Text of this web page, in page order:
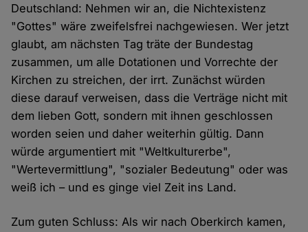
Deutschland: Nehmen wir an, die Nichtexistenz
"Gottes" wäre zweifelsfrei nachgewiesen. Wer jetzt
glaubt, am nächsten Tag träte der Bundestag
zusammen, um alle Dotationen und Vorrechte der
Kirchen zu streichen, der irrt. Zunächst würden
diese darauf verweisen, dass die Verträge nicht mit
dem lieben Gott, sondern mit ihnen geschlossen
worden seien und daher weiterhin gültig. Dann
würde argumentiert mit "Weltkulturerbe",
"Wertevermittlung", "sozialer Bedeutung" oder was
weiß ich – und es ginge viel Zeit ins Land.
Zum guten Schluss: Als wir nach Oberkirch kamen,